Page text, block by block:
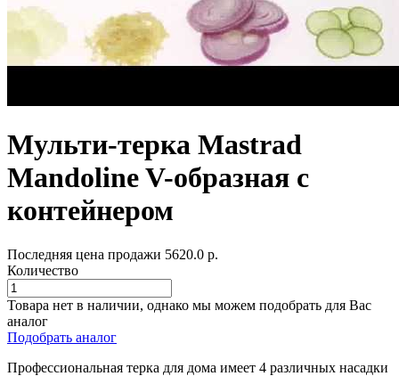
Мульти-терка Mastrad
Mandoline V-образная с
контейнером
Последняя цена продажи 5620.0 р.
Количество
Товара нет в наличии, однако мы можем подобрать для Вас
аналог
Подобрать аналог
Профессиональная терка для дома имеет 4 различных насадки